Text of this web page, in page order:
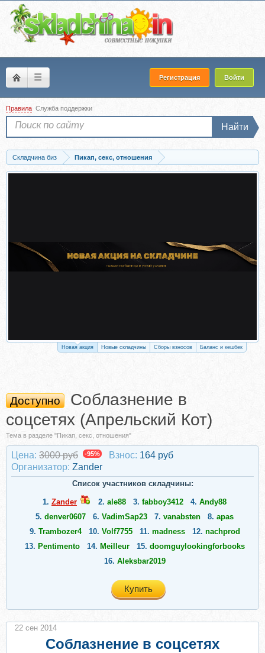
☰ Регистрация Войти
Правила Служба поддержки
Найти
Складчина биз
Пикап, секс, отношения
Скачать Соблазнение в соцсетях (Апрельский Кот)
Новая акция Новые складчины Сборы взносов Баланс и кешбек
Доступно
Соблазнение в
соцсетях (Апрельский Кот)
Тема в разделе "Пикап, секс, отношения"
Цена: 3000 руб -95% Взнос: 164 руб
Организатор: Zander
Список участников складчины:
1. Zander 2. ale88 3. fabboy3412 4. Andy88
5. denver0607 6. VadimSap23 7. vanabsten 8. apas
9. Trambozer4 10. Volf7755 11. madness 12. nachprod
13. Pentimento 14. Meilleur 15. doomguylookingforbooks
16. Aleksbar2019
Купить
Соблазнение в соцсетях
22 сен 2014